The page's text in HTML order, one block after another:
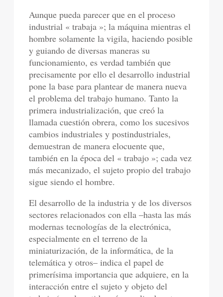
Aunque pueda parecer que en el proceso
industrial « trabaja »; la máquina mientras el
hombre solamente la vigila, haciendo posible
y guiando de diversas maneras su
funcionamiento, es verdad también que
precisamente por ello el desarrollo industrial
pone la base para plantear de manera nueva
el problema del trabajo humano. Tanto la
primera industrialización, que creó la
llamada cuestión obrera, como los sucesivos
cambios industriales y postindustriales,
demuestran de manera elocuente que,
también en la época del « trabajo »; cada vez
más mecanizado, el sujeto propio del trabajo
sigue siendo el hombre.
El desarrollo de la industria y de los diversos
sectores relacionados con ella –hasta las más
modernas tecnologías de la electrónica,
especialmente en el terreno de la
miniaturización, de la informática, de la
telemática y otros– indica el papel de
primerísima importancia que adquiere, en la
interacción entre el sujeto y objeto del